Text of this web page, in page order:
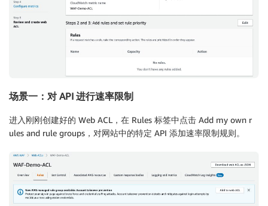
场景一：对 API 进行速率限制
进入刚刚创建好的 Web ACL，在 Rules 标签中点击 Add my own r
ules and rule groups，对网站中的特定 API 添加速率限制规则。